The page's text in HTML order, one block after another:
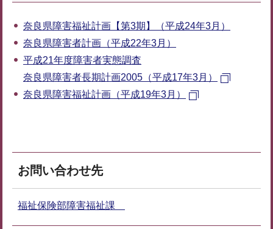
奈良県障害福祉計画【第3期】（平成24年3月）
奈良県障害者計画（平成22年3月）
平成21年度障害者実態調査
奈良県障害者長期計画2005（平成17年3月）
奈良県障害福祉計画（平成19年3月）
お問い合わせ先
福祉保険部障害福祉課